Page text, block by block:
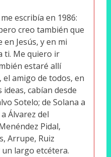
escribía en 1986:
creo también que
Jesús, y en mi
ti. Me quiero ir
estaré allí
el amigo de todos, en
cabían desde
Sotelo; de Solana a
Álvarez del
Pidal,
Arrupe, Ruiz
un largo etcétera.